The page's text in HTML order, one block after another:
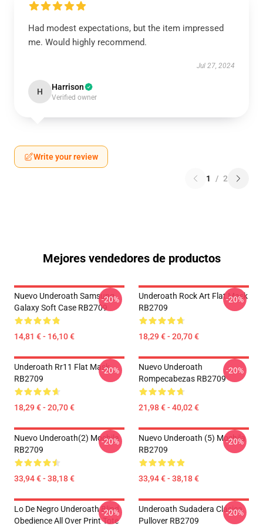
Had modest expectations, but the item impressed
me. Would highly recommend.
Jul 27, 2024
H Harrison
Verified owner
Write your review
1 / 2
Mejores vendedores de productos
Nuevo Underoath Samsung
Galaxy Soft Case RB2709
14,81 € - 16,10 €
-20%
Underoath Rock Art Flat Mask
RB2709
18,29 € - 20,70 €
-20%
Underoath Rr11 Flat Mask
RB2709
18,29 € - 20,70 €
-20%
Nuevo Underoath
Rompecabezas RB2709
21,98 € - 40,02 €
-20%
Nuevo Underoath(2) Mochila
RB2709
33,94 € - 38,18 €
-20%
Nuevo Underoath (5) Mochila
RB2709
33,94 € - 38,18 €
-20%
Lo De Negro Underoath Blind
Obedience All Over Print Tote
-20%
Underoath Sudadera Clásica
Pullover RB2709
-20%